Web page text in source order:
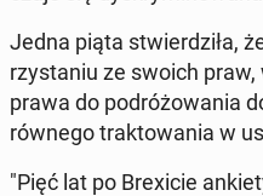
Jedna piąta stwier­dzi­ła,
rzy­sta­niu ze swoich
prawa do po­dró­żo­wa­nia
równego trak­to­wa­nia w
"Pięć lat po Bre­xi­cie